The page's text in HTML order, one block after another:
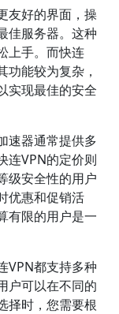
友好的界面，操
佳服务器。这种
上手。而快连
功能较为复杂，
实现最佳的安全
速器通常提供多
连VPN的定价则
级安全性的用户
优惠和促销活
有限的用户是一
VPN都支持多种
户可以在不同的
择时，您需要根